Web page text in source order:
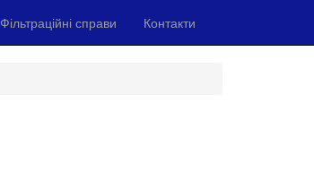
Фільтраційні справи Контакти